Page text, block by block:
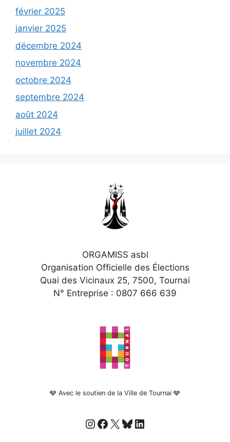
février 2025
janvier 2025
décembre 2024
novembre 2024
octobre 2024
septembre 2024
août 2024
juillet 2024
ORGAMISS asbl
Organisation Officielle des Élections
Quai des Vicinaux 25, 7500, Tournai
N° Entreprise : 0807 666 639
🩶 Avec le soutien de la Ville de Tournai 🩶
Instagram
Facebook
X Bluesky
LinkedIn